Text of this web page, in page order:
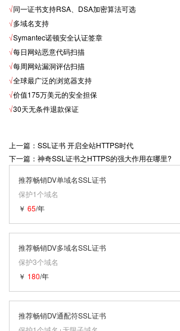
√同一证书支持RSA、DSA加密算法可选
√多域名支持
√Symantec诺顿安全认证签章
√每日网站恶意代码扫描
√每周网站漏洞评估扫描
√全球最广泛的浏览器支持
√价值175万美元的安全担保
√30天无条件退款保证
上一篇：SSL证书 开启全站HTTPS时代
下一篇：神奇SSL证书之HTTPS的强大作用在哪里?
推荐畅销DV单域名SSL证书
保护1个域名
￥ 65/年
推荐畅销DV多域名SSL证书
保护3个域名
￥ 180/年
推荐畅销DV通配符SSL证书